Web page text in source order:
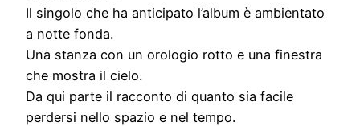
Il singolo che ha anticipato l’album è ambientato
a notte fonda.
Una stanza con un orologio rotto e una finestra
che mostra il cielo.
Da qui parte il racconto di quanto sia facile
perdersi nello spazio e nel tempo.